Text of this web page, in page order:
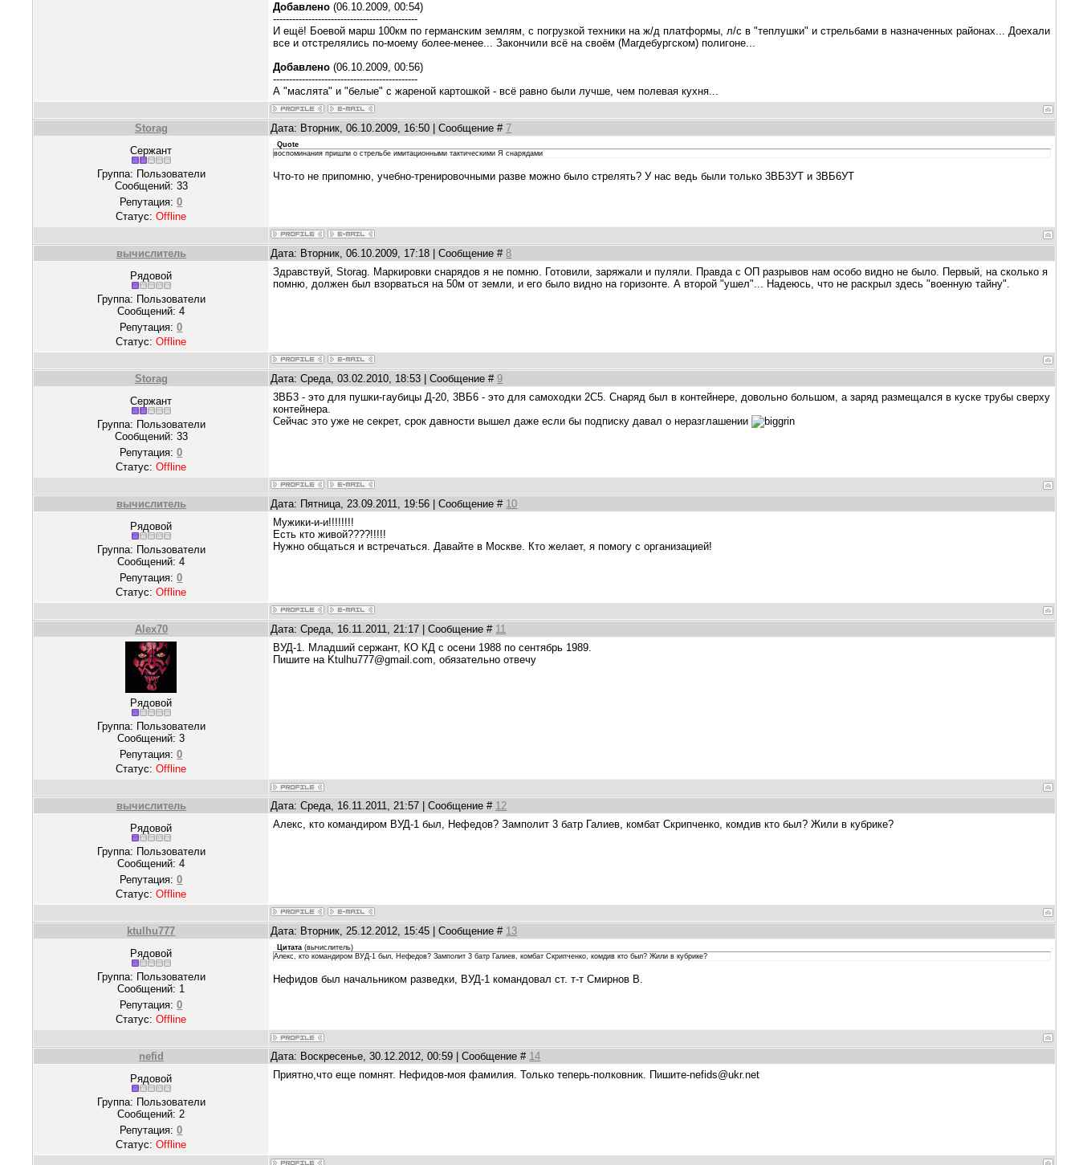
Добавлено (06.10.2009, 00:54)
---------------------------------------------
И ещё! Боевой марш 100км по германским землям, с погрузкой техники на ж/д платформы, л/с в "теплушки" и стрельбами в назначенных районах... Доехали
все и отстрелялись по-моему более-менее... Закончили всё на своём (Магдебургском) полигоне...
Добавлено (06.10.2009, 00:56)
---------------------------------------------
А "маслята" и "белые" с жареной картошкой - всё равно были лучше, чем полевая кухня...
Storag Дата: Вторник, 06.10.2009, 16:50 | Сообщение #7
Сержант
Группа: Пользователи
Сообщений: 33
Репутация:0
Статус:Offline
Quote
воспоминания пришли о стрельбе имитационными тактическими Я снарядами
Что-то не припомню, учебно-тренировочными разве можно было стрелять? У нас ведь были только 3ВБ3УТ и 3ВБ6УТ
вычислитель Дата: Вторник, 06.10.2009, 17:18 | Сообщение #8
Рядовой
Группа: Пользователи
Сообщений:4
Репутация:0
Статус:Offline
Здравствуй, Storag. Маркировки снарядов я не помню. Готовили, заряжали и пуляли. Правда с ОП разрывов нам особо видно не было. Первый, на сколько я
помню, должен был взорваться на 50м от земли, и его было видно на горизонте. А второй "ушел"... Надеюсь, что не раскрыл здесь "военную тайну".
Storag Дата: Среда, 03.02.2010, 18:53 | Сообщение #9
Сержант
Группа: Пользователи
Сообщений: 33
Репутация:0
Статус:Offline
3ВБ3 - это для пушки-гаубицы Д-20, 3ВБ6 - это для самоходки 2С5. Снаряд был в контейнере, довольно большом, а заряд размещался в куске трубы сверху
контейнера.
Сейчас это уже не секрет, срок давности вышел даже если бы подписку давал о неразглашении
вычислитель Дата: Пятница, 23.09.2011, 19:56 | Сообщение # 10
Рядовой
Группа: Пользователи
Сообщений:4
Репутация:0
Статус:Offline
Мужики-и-и!!!!!!!!
Есть кто живой????!!!!!
Нужно общаться и встречаться. Давайте в Москве. Кто желает, я помогу с организацией!
Alex70 Дата: Среда, 16.11.2011, 21:17 | Сообщение # 11
Рядовой
Группа: Пользователи
Сообщений:3
Репутация:0
Статус:Offline
ВУД-1. Младший сержант, КО КД с осени 1988 по сентябрь 1989.
Пишите на Ktulhu777@gmail.com, обязательно отвечу
вычислитель Дата: Среда, 16.11.2011, 21:57 | Сообщение # 12
Рядовой
Группа: Пользователи
Сообщений:4
Репутация:0
Статус:Offline
Алекс, кто командиром ВУД-1 был, Нефедов? Замполит 3 батр Галиев, комбат Скрипченко, комдив кто был? Жили в кубрике?
ktulhu777 Дата: Вторник, 25.12.2012, 15:45 | Сообщение # 13
Рядовой
Группа: Пользователи
Сообщений: 1
Репутация:0
Статус:Offline
Цитата (вычислитель)
Алекс, кто командиром ВУД-1 был, Нефедов? Замполит 3 батр Галиев, комбат Скрипченко, комдив кто был? Жили в кубрике?
Нефидов был начальником разведки, ВУД-1 командовал ст. т-т Смирнов В.
nefid Дата: Воскресенье, 30.12.2012, 00:59 | Сообщение # 14
Рядовой
Группа: Пользователи
Сообщений:2
Репутация:0
Статус:Offline
Приятно,что еще помнят. Нефидов-моя фамилия. Только теперь-полковник. Пишите-nefids@ukr.net